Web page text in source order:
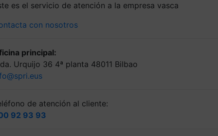
es el servicio de atención a la empresa vasca
con nosotros
principal:
Urquijo 36 4ª planta 48011 Bilbao
de atención al cliente:
92 93 93